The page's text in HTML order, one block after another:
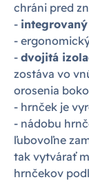
chráni pred
- integrovaný
-
- dvojitá
zostáva vo
orosenia
- hrnček je
- nádobu
ľubovoľne
tak vytvárať
hrnčekov